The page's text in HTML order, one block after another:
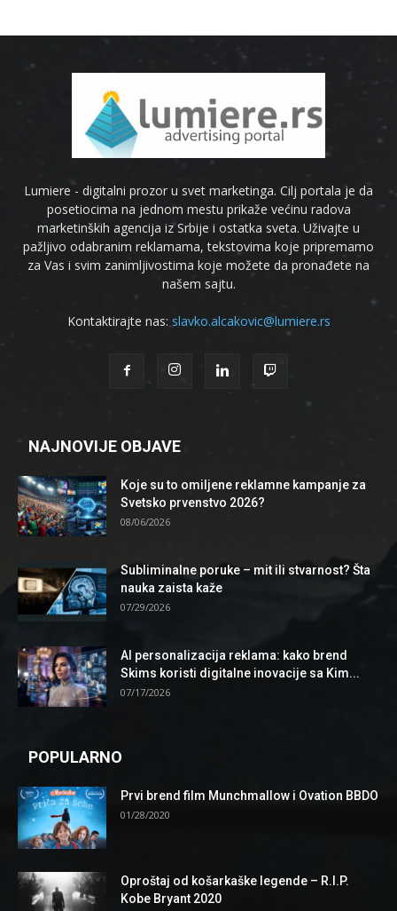
Lumiere - digitalni prozor u svet marketinga. Cilj portala je da
posetiocima na jednom mestu prikaže većinu radova
marketinških agencija iz Srbije i ostatka sveta. Uživajte u
pažljivo odabranim reklamama, tekstovima koje pripremamo
za Vas i svim zanimljivostima koje možete da pronađete na
našem sajtu.
Kontaktirajte nas: slavko.alcakovic@lumiere.rs
NAJNOVIJE OBJAVE
Koje su to omiljene reklamne kampanje za
Svetsko prvenstvo 2026?
08/06/2026
Subliminalne poruke – mit ili stvarnost? Šta
nauka zaista kaže
07/29/2026
AI personalizacija reklama: kako brend
Skims koristi digitalne inovacije sa Kim...
07/17/2026
POPULARNO
Prvi brend film Munchmallow i Ovation BBDO
01/28/2020
Oproštaj od košarkaške legende – R.I.P.
Kobe Bryant 2020